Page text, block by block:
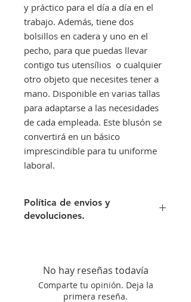
y práctico para el día a día en el
trabajo. Además, tiene dos
bolsillos en cadera y uno en el
pecho, para que puedas llevar
contigo tus utensílios o cualquier
otro objeto que necesites tener a
mano. Disponible en varias tallas
para adaptarse a las necesidades
de cada empleada. Este blusón se
convertirá en un básico
imprescindible para tu uniforme
laboral.
Política de envios y
devoluciones.
concepto de transporte.
Si no queda satisfecho con su
No hay reseñas todavía
Comparte tu opinión. Deja la
primera reseña.